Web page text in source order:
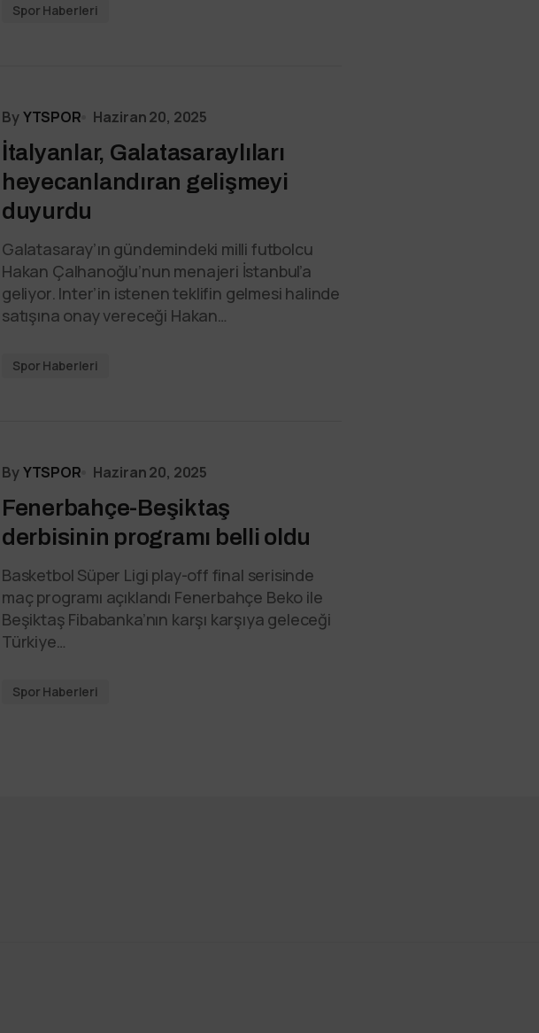
Spor Haberleri
ByYTSPOR Haziran 20, 2025
İtalyanlar, Galatasaraylıları
heyecanlandıran gelişmeyi
duyurdu
Galatasaray’ın gündemindeki milli futbolcu
Hakan Çalhanoğlu’nun menajeri İstanbul’a
geliyor. Inter’in istenen teklifin gelmesi halinde
satışına onay vereceği Hakan…
Spor Haberleri
ByYTSPOR Haziran 20, 2025
Fenerbahçe-Beşiktaş
derbisinin programı belli oldu
Basketbol Süper Ligi play-off final serisinde
maç programı açıklandı Fenerbahçe Beko ile
Beşiktaş Fibabanka’nın karşı karşıya geleceği
Türkiye…
Spor Haberleri